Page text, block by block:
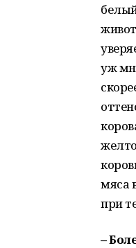
уж
мяса
при
–